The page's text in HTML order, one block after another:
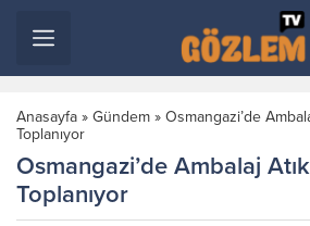
Anasayfa » Gündem » Osmangazi’de
Toplanıyor
Osmangazi’de Ambalaj
Toplanıyor